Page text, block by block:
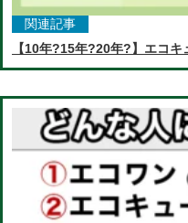
関連記事
【10年?15年?20年?】エコ